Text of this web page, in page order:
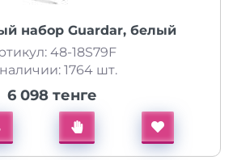
набор Guardar, белый
48-18S79F
1764 шт.
6 098 тенге